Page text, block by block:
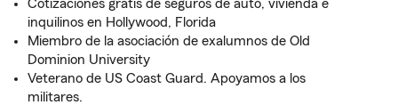
Cotizaciones gratis de seguros de auto, vivienda e
inquilinos en Hollywood, Florida
Miembro de la asociación de exalumnos de Old
Dominion University
Veterano de US Coast Guard. Apoyamos a los
militares.